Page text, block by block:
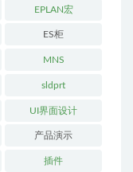
EPLAN宏
ES柜
MNS
sldprt
UI界面设计
产品演示
插件